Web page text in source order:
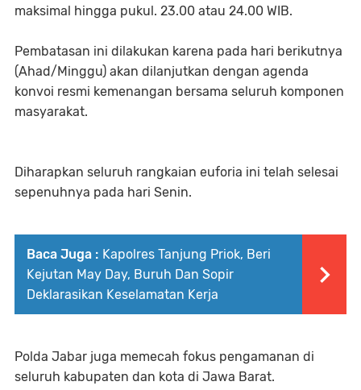
maksimal hingga pukul. 23.00 atau 24.00 WIB.
Pembatasan ini dilakukan karena pada hari berikutnya
(Ahad/Minggu) akan dilanjutkan dengan agenda
konvoi resmi kemenangan bersama seluruh komponen
masyarakat.
Diharapkan seluruh rangkaian euforia ini telah selesai
sepenuhnya pada hari Senin.
Baca Juga : Kapolres Tanjung Priok, Beri
Kejutan May Day, Buruh Dan Sopir
Deklarasikan Keselamatan Kerja
Polda Jabar juga memecah fokus pengamanan di
seluruh kabupaten dan kota di Jawa Barat.